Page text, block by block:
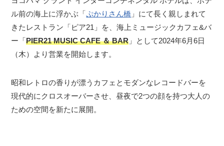
ル前の海上に浮かぶ「ぷかりさん橋 」にて長く親しまれて
きたレストラン「ピア21」を、海上ミュージックカフェ&バ
ー「PIER21 MUSIC CAFE ＆ BAR 」として2024年6月6日
（木）より営業を開始します。
昭和レトロの香りが漂うカフェとモダンなレコードバーを
現代的にクロスオーバーさせ、昼夜で2つの顔を持つ大人の
ための空間を新たに展開。